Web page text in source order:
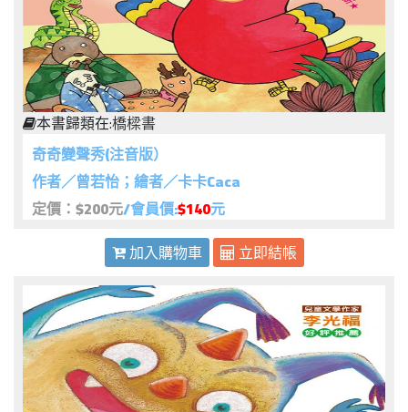
本書歸類在:橋樑書
奇奇變聲秀(注音版）
作者／曾若怡；繪者／卡卡Caca
定價：$200元/會員價:$140元
加入購物車
立即結帳